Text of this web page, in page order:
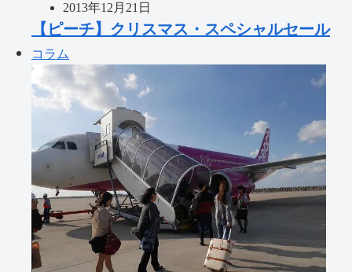
2013年12月21日
【ピーチ】クリスマス・スペシャルセール
コラム